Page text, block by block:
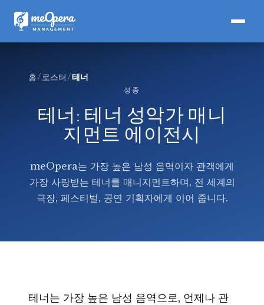
홈 로스터 테너
성종
테너: 테너 성악가 매니
지먼트 에이전시
meOpera는 가장 높은 남성 음역이자 관객에게
가장 사랑받는 테너를 매니지먼트하며, 전 세계의
극장, 페스티벌, 공연 기획자에게 이어 줍니다.
테너는 가장 높은 남성 음역으로, 언제나 관